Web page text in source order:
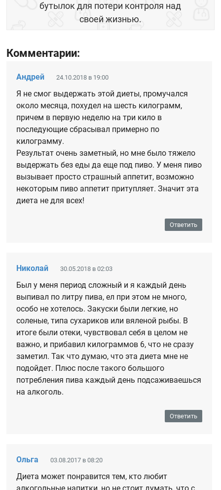
бутылок для потери контроля над
своей жизнью.
Комментарии:
Андрей 24.10.2018 в 19:00
Я не смог выдержать этой диеты, промучался
около месяца, похудел на шесть килограмм,
причем в первую неделю на три кило в
последующие сбрасывал примерно по
килограмму.
Результат очень заметный, но мне было тяжело
выдержать без еды да еще под пиво. У меня пиво
вызывает просто страшный аппетит, возможно
некоторым пиво аппетит притупляет. Значит эта
диета не для всех!
Ответить
Николай 30.05.2018 в 02:03
Был у меня период сложный и я каждый день
выпивал по литру пива, ел при этом не много,
особо не хотелось. Закуски были легкие, но
соленые, типа сухариков или вяленой рыбы. В
итоге были отеки, чувствовал себя в целом не
важно, и прибавил килограммов 6, что не сразу
заметил. Так что думаю, что эта диета мне не
подойдет. Плюс после такого большого
потребления пива каждый день подсаживаешься
на алкоголь.
Ответить
Ольга 03.08.2017 в 08:20
Диета может понравится тем, кто любит
алкогольные напитки, но не стоит думать, что с